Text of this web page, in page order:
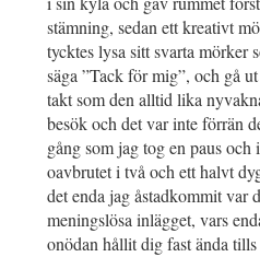
stämning, sedan ett kreativt
tycktes lysa sitt svarta mörker
säga ”Tack för mig”, och gå
takt som den alltid lika
besök och det var inte förrän
gång som jag tog en paus och
oavbrutet i två och ett halvt
det enda jag åstadkommit var
meningslösa inlägget, vars
onödan hållit dig fast ända tills